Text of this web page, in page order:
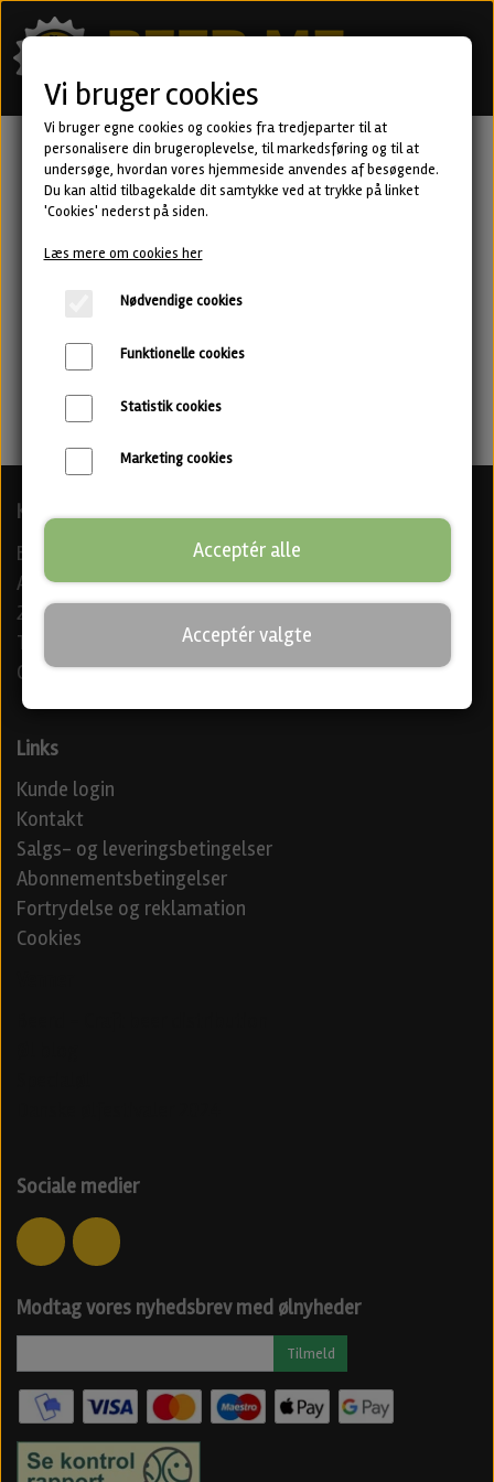
Kontaktoplysninger
Beer Me Aps
Amagerbrogade 169 4 th.
2300 København S
Telefon: +4571928242
CVR: 42440027
Links
Kunde login
Kontakt
Salgs- og leveringsbetingelser
Abonnementsbetingelser
Fortrydelse og reklamation
Cookies
Sociale medier
Modtag vores nyhedsbrev med ølnyheder
Tilmeld
Vi bruger cookies
Vi bruger egne cookies og cookies fra tredjeparter til at
personalisere din brugeroplevelse, til markedsføring og til at
undersøge, hvordan vores hjemmeside anvendes af besøgende.
Du kan altid tilbagekalde dit samtykke ved at trykke på linket
'Cookies' nederst på siden.
Læs mere om cookies her
Nødvendige cookies
Funktionelle cookies
Statistik cookies
Marketing cookies
Acceptér alle
Acceptér valgte